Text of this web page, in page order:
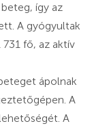
így az
A gyógyultak
fő, az aktív
ápolnak
A
A